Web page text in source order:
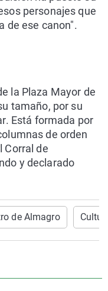
personajes que
de ese canon".
la Plaza Mayor de
tamaño, por su
Está formada por
de orden
Corral de
y declarado
de Almagro